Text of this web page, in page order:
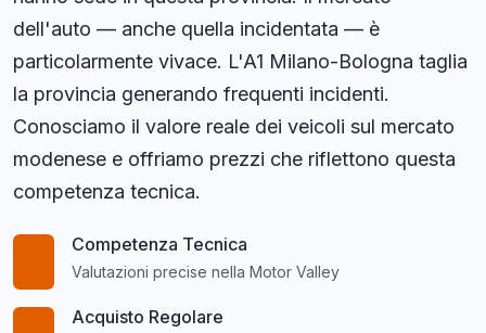
dell'auto — anche quella incidentata — è
particolarmente vivace. L'A1 Milano-Bologna taglia
la provincia generando frequenti incidenti.
Conosciamo il valore reale dei veicoli sul mercato
modenese e offriamo prezzi che riflettono questa
competenza tecnica.
Competenza Tecnica
Valutazioni precise nella Motor Valley
Acquisto Regolare